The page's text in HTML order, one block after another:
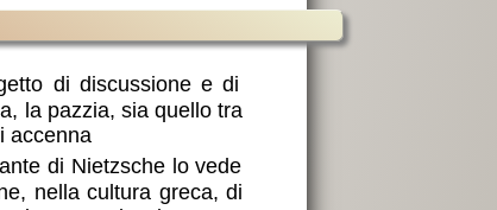
di discussione e di
la pazzia, sia quello tra
accenna
di Nietzsche lo vede
nella cultura greca, di